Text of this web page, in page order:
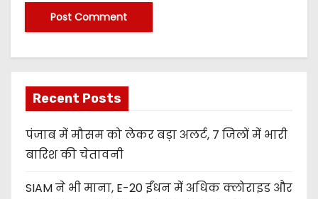
Recent Posts
पंजाब में मौसम को लेकर बड़ा अलर्ट, 7 जिलों में भारी
बारिश की चेतावनी
SIAM ने भी माना, E-20 ईंधन में अधिक क्लोराइड और